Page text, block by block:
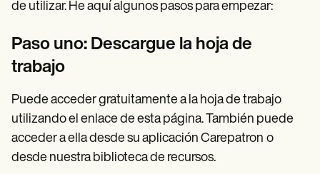
de utilizar. He aquí algunos pasos para empezar:
Paso uno: Descargue la hoja de
trabajo
Puede acceder gratuitamente a la hoja de trabajo
utilizando el enlace de esta página. También puede
acceder a ella desde su aplicación Carepatron o
desde nuestra biblioteca de recursos.